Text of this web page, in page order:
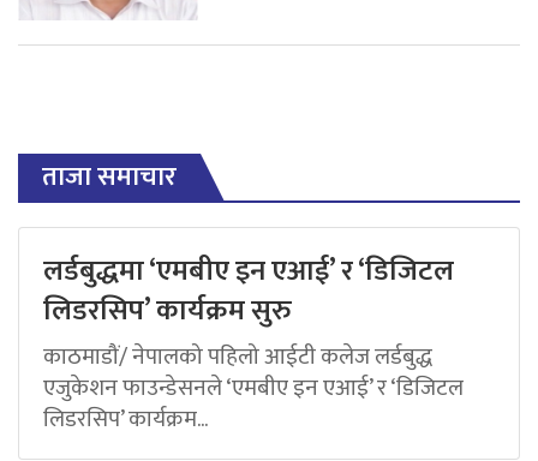
ताजा समाचार
लर्डबुद्धमा ‘एमबीए इन एआई’ र ‘डिजिटल
लिडरसिप’ कार्यक्रम सुरु
काठमाडौं/ नेपालको पहिलो आईटी कलेज लर्डबुद्ध
एजुकेशन फाउन्डेसनले ‘एमबीए इन एआई’ र ‘डिजिटल
लिडरसिप’ कार्यक्रम...